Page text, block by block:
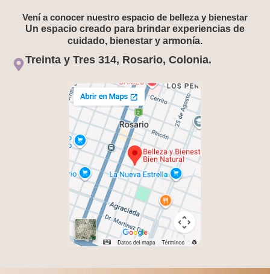
Vení a conocer nuestro espacio de belleza y bienestar
Un espacio creado para brindar experiencias de
cuidado, bienestar y armonía.
Treinta y Tres 314, Rosario, Colonia.